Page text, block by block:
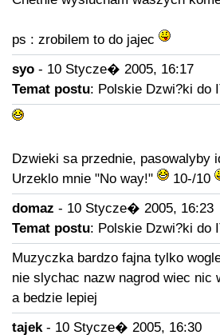
ps : zrobilem to do jajec
syo- 10 Stycze� 2005, 16:17
Temat postu: Polskie Dzwi?ki do
Dzwieki sa przednie,
Urzeklo mnie "No way!"
10-/10
domaz - 10 Stycze� 2005, 16:23
Temat postu: Polskie Dzwi?ki do
Muzyczka bardzo fajna tylko
nie slychac nazw nagrod wiec nic
a bedzie lepiej
tajek- 10 Stycze� 2005, 16:30